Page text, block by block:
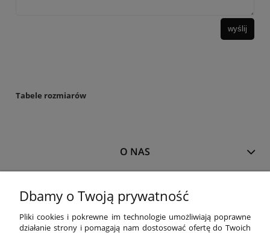
wyślij
Tabele rozmiarów
O NAS
MOJE KONTO
Dbamy o Twoją prywatność
Pliki cookies i pokrewne im technologie umożliwiają poprawne
działanie strony i pomagają nam dostosować ofertę do Twoich